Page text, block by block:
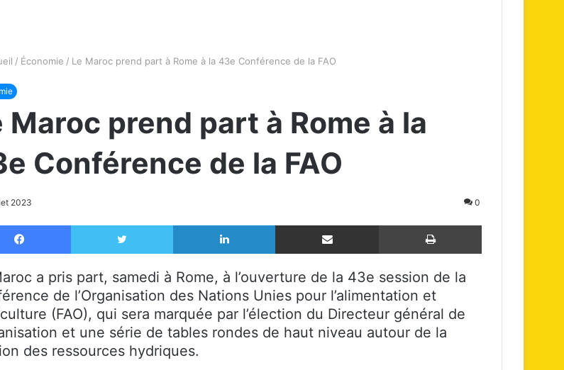
/ Économie / Le Maroc prend part à Rome à la 43e Conférence de la FAO
Maroc prend part à Rome à la
Conférence de la FAO
2023 0
Facebook X Linkedin Partager par email Imprimer
a pris part, samedi à Rome, à l’ouverture de la 43e session de la
de l’Organisation des Nations Unies pour l’alimentation et
(FAO), qui sera marquée par l’élection du Directeur général de
et une série de tables rondes de haut niveau autour de la
des ressources hydriques.